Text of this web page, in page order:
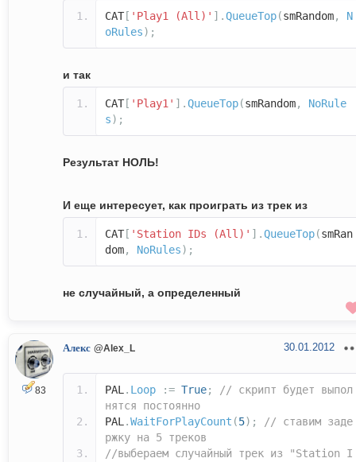
CAT [ 'Play1 (All)' ].QueueTop(smRandom,
N
oRules);
и так
CAT [ 'Play1' ].QueueTop(smRandom,
NoRule
s);
Результат НОЛЬ!
И еще интересует, как проиграть из трек из
CAT [ 'Station IDs (All)' ].QueueTop(smRan
dom, NoRules);
не случайный, а определенный
83
Алекс @Alex_L 30.01.2012
PAL . Loop := True;
// скрипт будет выпол
нятся постоянно
PAL .WaitForPlayCount (5);
// ставим заде
ржку на 5 треков
//выбераем случайный трек из "Station I